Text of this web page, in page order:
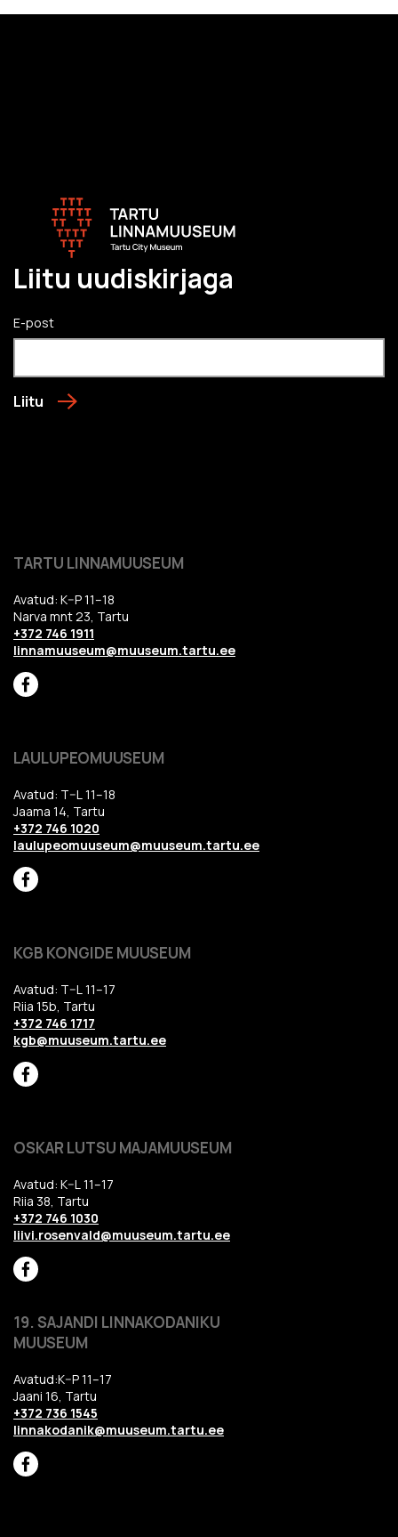
Liitu uudiskirjaga
E-post
Liitu
TARTU LINNAMUUSEUM
Avatud: K–P 11–18
Narva mnt 23, Tartu
+372 746 1911
linnamuuseum@muuseum.tartu.ee
LAULUPEOMUUSEUM
Avatud: T–L 11–18
Jaama 14, Tartu
+372 746 1020
laulupeomuuseum@muuseum.tartu.ee
KGB KONGIDE MUUSEUM
Avatud: T–L 11–17
Riia 15b, Tartu
+372 746 1717
kgb@muuseum.tartu.ee
OSKAR LUTSU MAJAMUUSEUM
Avatud: K–L 11–17
Riia 38, Tartu
+372 746 1030
liivi.rosenvald@muuseum.tartu.ee
19. SAJANDI LINNAKODANIKU
MUUSEUM
Avatud:K–P 11–17
Jaani 16, Tartu
+372 736 1545
linnakodanik@muuseum.tartu.ee